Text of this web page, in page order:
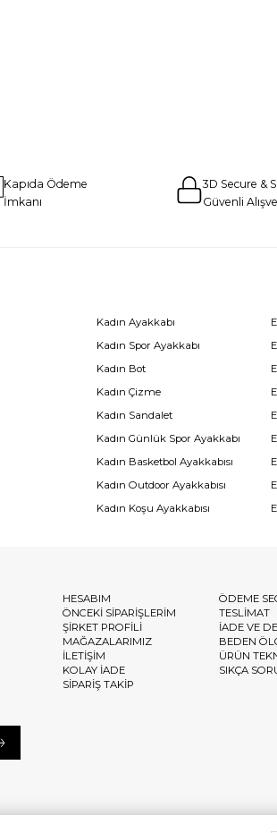
Kapıda Ödeme
İmkanı
3D Secure &
Güvenli
Kadın Ayakkabı
Kadın Spor Ayakkabı
Kadın Bot
Kadın Çizme
Kadın Sandalet
Kadın Günlük Spor Ayakkabı
Kadın Basketbol Ayakkabısı
Kadın Outdoor Ayakkabısı
Kadın Koşu Ayakkabısı
HESABIM
ÖNCEKİ SİPARİŞLERİM
ŞİRKET PROFİLİ
MAĞAZALARIMIZ
İLETİŞİM
KOLAY İADE
SİPARİŞ TAKİP
ÖDEME
TESLİMAT
İADE VE
BEDEN
ÜRÜN
SIKÇA